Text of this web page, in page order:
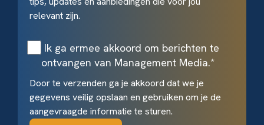
relevant zijn.
Ik ga ermee akkoord om berichten te
ontvangen van Management Media.*
Door te verzenden ga je akkoord dat we je
gegevens veilig opslaan en gebruiken om je de
aangevraagde informatie te sturen.